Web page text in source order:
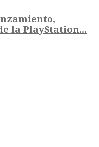
la PlayStation...